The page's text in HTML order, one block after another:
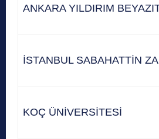
ANKARA YILDIRIM
İSTANBUL SABAHATTİN
KOÇ ÜNİVERSİTESİ